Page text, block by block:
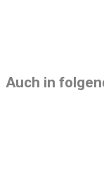
Auch in